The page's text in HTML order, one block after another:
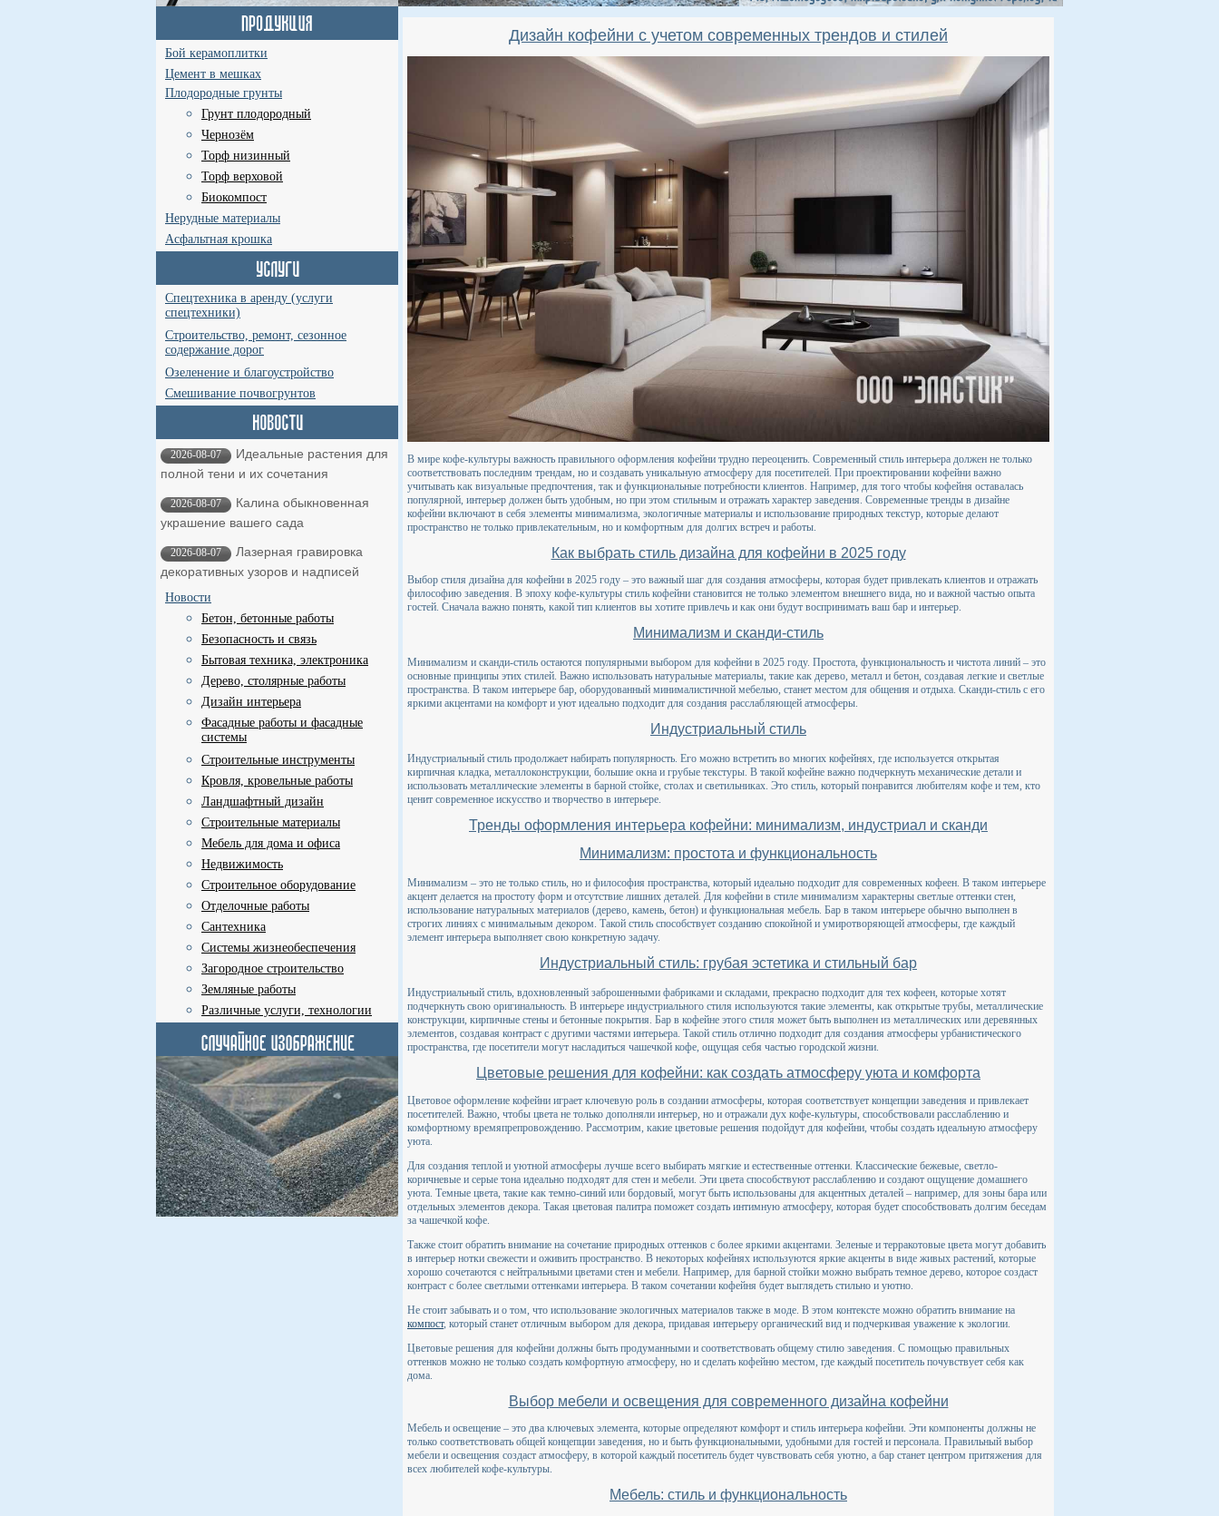
Бой керамоплитки
Цемент в мешках
Плодородные грунты
Грунт плодородный
Чернозём
Торф низинный
Торф верховой
Биокомпост
Нерудные материалы
Асфальтная крошка
Спецтехника в аренду (услуги
спецтехники)
Строительство, ремонт, сезонное
содержание дорог
Озеленение и благоустройство
Смешивание почвогрунтов
2026-08-07
Идеальные растения для
полной тени и их сочетания
2026-08-07
Калина обыкновенная
украшение вашего сада
2026-08-07
Лазерная гравировка
декоративных узоров и надписей
Новости
Бетон, бетонные работы
Безопасность и связь
Бытовая техника, электроника
Дерево, столярные работы
Дизайн интерьера
Фасадные работы и фасадные
системы
Строительные инструменты
Кровля, кровельные работы
Ландшафтный дизайн
Строительные материалы
Мебель для дома и офиса
Недвижимость
Строительное оборудование
Отделочные работы
Сантехника
Системы жизнеобеспечения
Загородное строительство
Земляные работы
Различные услуги, технологии
Дизайн кофейни с учетом современных трендов и стилей
В мире кофе-культуры важность правильного оформления кофейни трудно переоценить. Современный стиль интерьера должен не только
соответствовать последним трендам, но и создавать уникальную атмосферу для посетителей. При проектировании кофейни важно
учитывать как визуальные предпочтения, так и функциональные потребности клиентов. Например, для того чтобы кофейня оставалась
популярной, интерьер должен быть удобным, но при этом стильным и отражать характер заведения. Современные тренды в дизайне
кофейни включают в себя элементы минимализма, экологичные материалы и использование природных текстур, которые делают
пространство не только привлекательным, но и комфортным для долгих встреч и работы.
Как выбрать стиль дизайна для кофейни в 2025 году
Выбор стиля дизайна для кофейни в 2025 году – это важный шаг для создания атмосферы, которая будет привлекать клиентов и отражать
философию заведения. В эпоху кофе-культуры стиль кофейни становится не только элементом внешнего вида, но и важной частью опыта
гостей. Сначала важно понять, какой тип клиентов вы хотите привлечь и как они будут воспринимать ваш бар и интерьер.
Минимализм и сканди-стиль
Минимализм и сканди-стиль остаются популярными выбором для кофейни в 2025 году. Простота, функциональность и чистота линий – это
основные принципы этих стилей. Важно использовать натуральные материалы, такие как дерево, металл и бетон, создавая легкие и светлые
пространства. В таком интерьере бар, оборудованный минималистичной мебелью, станет местом для общения и отдыха. Сканди-стиль с его
яркими акцентами на комфорт и уют идеально подходит для создания расслабляющей атмосферы.
Индустриальный стиль
Индустриальный стиль продолжает набирать популярность. Его можно встретить во многих кофейнях, где используется открытая
кирпичная кладка, металлоконструкции, большие окна и грубые текстуры. В такой кофейне важно подчеркнуть механические детали и
использовать металлические элементы в барной стойке, столах и светильниках. Это стиль, который понравится любителям кофе и тем, кто
ценит современное искусство и творчество в интерьере.
Тренды оформления интерьера кофейни: минимализм, индустриал и сканди
Минимализм: простота и функциональность
Минимализм – это не только стиль, но и философия пространства, который идеально подходит для современных кофеен. В таком интерьере
акцент делается на простоту форм и отсутствие лишних деталей. Для кофейни в стиле минимализм характерны светлые оттенки стен,
использование натуральных материалов (дерево, камень, бетон) и функциональная мебель. Бар в таком интерьере обычно выполнен в
строгих линиях с минимальным декором. Такой стиль способствует созданию спокойной и умиротворяющей атмосферы, где каждый
элемент интерьера выполняет свою конкретную задачу.
Индустриальный стиль: грубая эстетика и стильный бар
Индустриальный стиль, вдохновленный заброшенными фабриками и складами, прекрасно подходит для тех кофеен, которые хотят
подчеркнуть свою оригинальность. В интерьере индустриального стиля используются такие элементы, как открытые трубы, металлические
конструкции, кирпичные стены и бетонные покрытия. Бар в кофейне этого стиля может быть выполнен из металлических или деревянных
элементов, создавая контраст с другими частями интерьера. Такой стиль отлично подходит для создания атмосферы урбанистического
пространства, где посетители могут насладиться чашечкой кофе, ощущая себя частью городской жизни.
Цветовые решения для кофейни: как создать атмосферу уюта и комфорта
Цветовое оформление кофейни играет ключевую роль в создании атмосферы, которая соответствует концепции заведения и привлекает
посетителей. Важно, чтобы цвета не только дополняли интерьер, но и отражали дух кофе-культуры, способствовали расслаблению и
комфортному времяпрепровождению. Рассмотрим, какие цветовые решения подойдут для кофейни, чтобы создать идеальную атмосферу
уюта.
Для создания теплой и уютной атмосферы лучше всего выбирать мягкие и естественные оттенки. Классические бежевые, светло-
коричневые и серые тона идеально подходят для стен и мебели. Эти цвета способствуют расслаблению и создают ощущение домашнего
уюта. Темные цвета, такие как темно-синий или бордовый, могут быть использованы для акцентных деталей – например, для зоны бара или
отдельных элементов декора. Такая цветовая палитра поможет создать интимную атмосферу, которая будет способствовать долгим беседам
за чашечкой кофе.
Также стоит обратить внимание на сочетание природных оттенков с более яркими акцентами. Зеленые и терракотовые цвета могут добавить
в интерьер нотки свежести и оживить пространство. В некоторых кофейнях используются яркие акценты в виде живых растений, которые
хорошо сочетаются с нейтральными цветами стен и мебели. Например, для барной стойки можно выбрать темное дерево, которое создаст
контраст с более светлыми оттенками интерьера. В таком сочетании кофейня будет выглядеть стильно и уютно.
Не стоит забывать и о том, что использование экологичных материалов также в моде. В этом контексте можно обратить внимание на
компост, который станет отличным выбором для декора, придавая интерьеру органический вид и подчеркивая уважение к экологии.
Цветовые решения для кофейни должны быть продуманными и соответствовать общему стилю заведения. С помощью правильных
оттенков можно не только создать комфортную атмосферу, но и сделать кофейню местом, где каждый посетитель почувствует себя как
дома.
Выбор мебели и освещения для современного дизайна кофейни
Мебель и освещение – это два ключевых элемента, которые определяют комфорт и стиль интерьера кофейни. Эти компоненты должны не
только соответствовать общей концепции заведения, но и быть функциональными, удобными для гостей и персонала. Правильный выбор
мебели и освещения создаст атмосферу, в которой каждый посетитель будет чувствовать себя уютно, а бар станет центром притяжения для
всех любителей кофе-культуры.
Мебель: стиль и функциональность